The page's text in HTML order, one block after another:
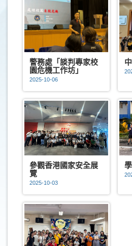
警務處「談判專家校
園危機工作坊」
2025-10-06
參觀香港國家安全展
覽
2025-10-03